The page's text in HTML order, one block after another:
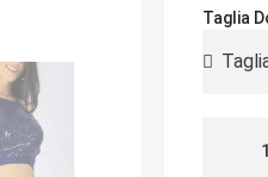
Taglia